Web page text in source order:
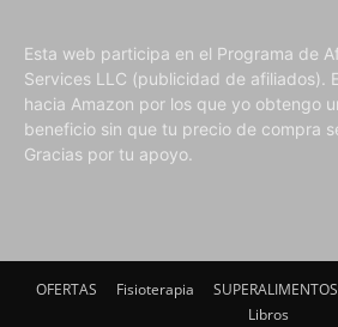
Esta web participa en el Programa de
Services LLC (publicidad de afiliados).
hacia Amazon por los que yo obtengo
beneficio sin que tu precio de compra
Gracias por tu apoyo.
OFERTAS Fisioterapia SUPERALIMENTOS
Libros